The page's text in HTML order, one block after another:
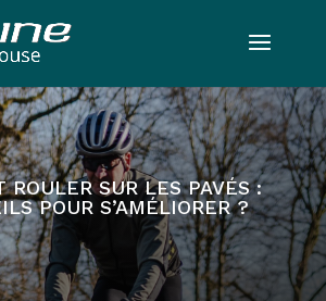
ROULER SUR LES PAVÉS :
POUR S’AMÉLIORER ?